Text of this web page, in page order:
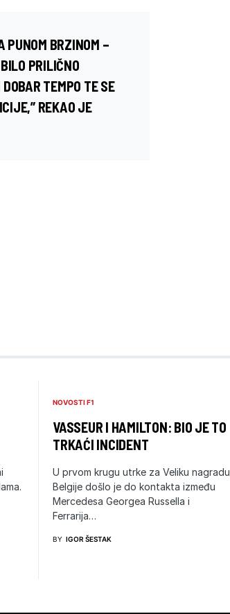
PUNOM BRZINOM –
PRILIČNO
TEMPO TE SE
REKAO JE
NOVOSTI F1
VASSEUR I HAMILTON: BIO JE TO
TRKAĆI INCIDENT
U prvom krugu utrke za Veliku nagradu
Belgije došlo je do kontakta između
Mercedesa Georgea Russella i
Ferrarija…
BY IGOR ŠESTAK